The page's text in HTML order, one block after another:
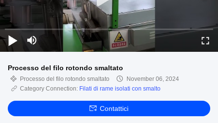
Processo del filo rotondo smaltato
Processo del filo rotondo smaltato
November 06, 2024
Category Connection: Filati di rame isolati con smalto
Contattici